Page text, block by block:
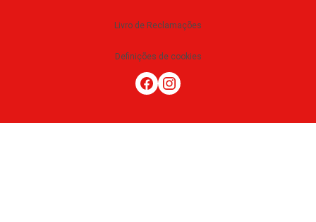
Livro de Reclamações
Definições de cookies